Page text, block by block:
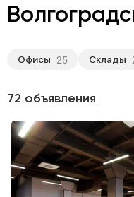
Офисы 25 Склады
72 объявления